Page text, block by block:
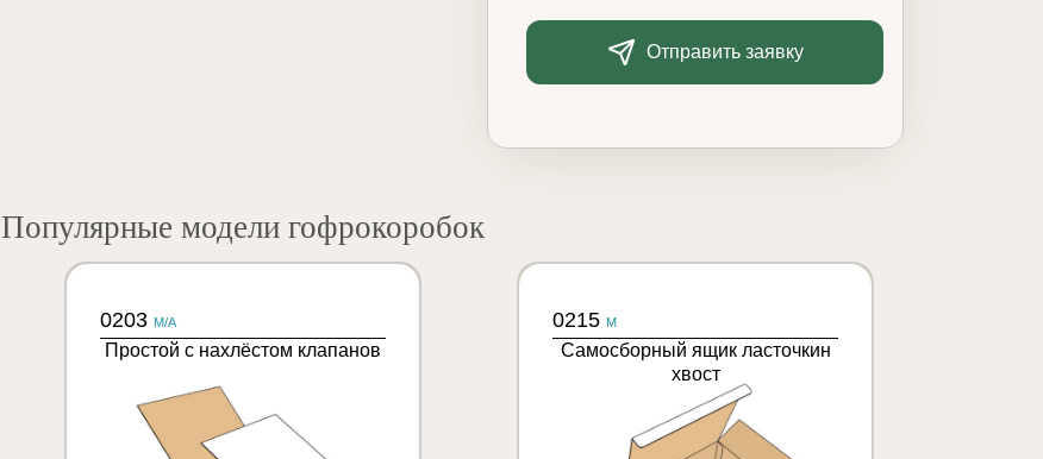
Отправить заявку
Популярные модели гофрокоробок
0203 M/A
Простой с нахлёстом клапанов
0215 M
Самосборный ящик ласточкин
хвост